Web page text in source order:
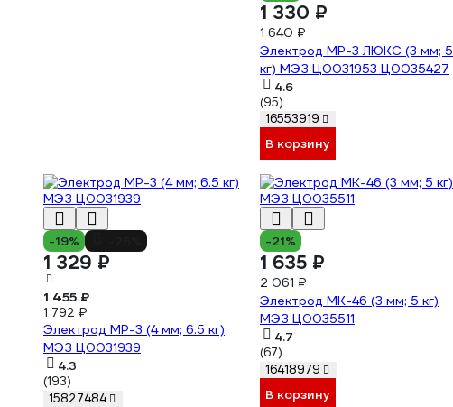
1 330 ₽
1 640 ₽
Электрод МР-3 ЛЮКС (3 мм; 5
кг) МЭЗ Ц0031953 Ц0035427
4.6
(95)
16553919
В корзину
-19%
1 329 ₽
1 455 ₽
1 792 ₽
Электрод МР-3 (4 мм; 6.5 кг)
МЭЗ Ц0031939
4.3
(193)
15827484
-21%
1 635 ₽
2 061 ₽
Электрод МК-46 (3 мм; 5 кг)
МЭЗ Ц0035511
4.7
(67)
16418979
В корзину